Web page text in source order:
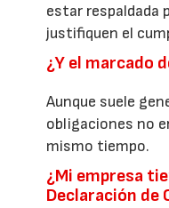
estar respaldada
justifiquen el
¿Y el marcado
Aunque suele
obligaciones no
mismo tiempo.
¿Mi empresa
Declaración de